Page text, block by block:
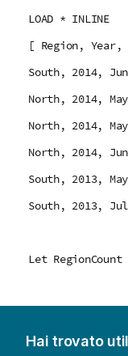
LOAD * INLINE
[ Region, Year,
South, 2014,
North, 2014,
North, 2014,
North, 2014,
South, 2013,
South, 2013,
Let
Hai trovato